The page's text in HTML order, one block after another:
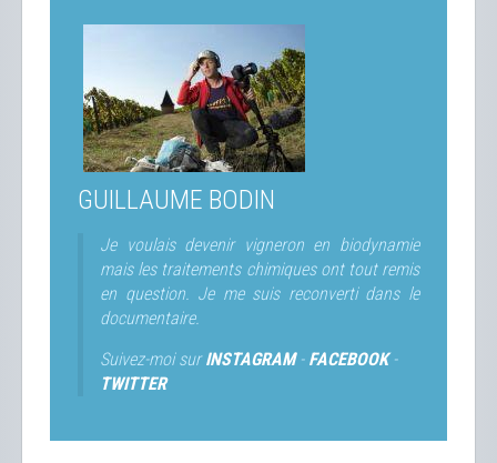
GUILLAUME BODIN
Je voulais devenir vigneron en biodynamie
mais les traitements chimiques ont tout remis
en question. Je me suis reconverti dans le
documentaire.
Suivez-moi surINSTAGRAM- FACEBOOK-
TWITTER